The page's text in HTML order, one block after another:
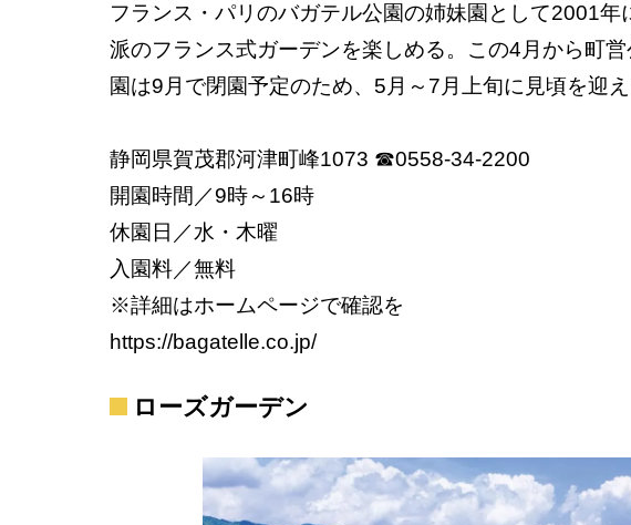
フランス・パリのバガテル公園の姉妹園として2001
派のフランス式ガーデンを楽しめる。この4月から町
園は9月で閉園予定のため、5月～7月上旬に見頃を迎
静岡県賀茂郡河津町峰1073 ☎0558-34-2200
開園時間／9時～16時
休園日／水・木曜
入園料／無料
※詳細はホームページで確認を
https://bagatelle.co.jp/
ローズガーデン